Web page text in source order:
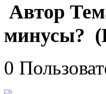
Автор
минусы?
0